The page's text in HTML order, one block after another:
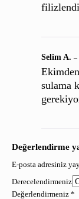
Selim A. –
sulama
Değerlendirme
E-posta adresiniz
Derecelendirmeniz
Değerlendirmeniz *